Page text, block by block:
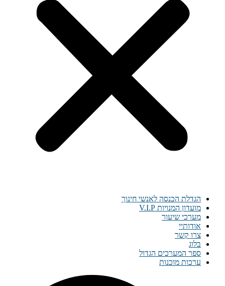
הגדלת הכנסה לאנשי חינוך
מועדון המנויות V.I.P
מערכי שיעור
אודותיי
צרו קשר
בלוג
ספר המערכים הגדול
ערכות מוכנות